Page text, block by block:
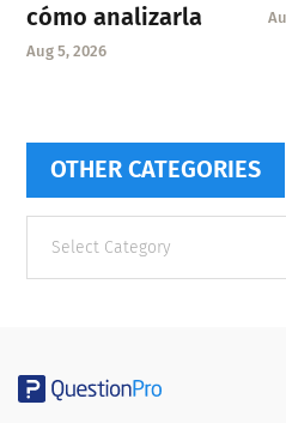
cómo analizarla
Aug 5, 2026
OTHER CATEGORIES
categories